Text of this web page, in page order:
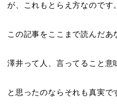
が、これもとらえ方なのです。
この記事をここまで読んだあ
澤井って人、言ってること意
と思ったのならそれも真実で